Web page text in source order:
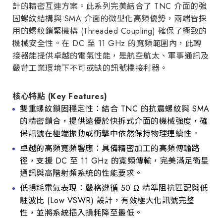
計的精密互連方案。此系列完美結合了 TNC 介面的強
固螺紋結構與 SMA 介面的微型化高頻優勢，兩端皆採
用的螺紋鎖緊機構 (Threaded Coupling) 確保了極致的
機械安全性。在 DC 至 11 GHz 的寬頻範圍內，此轉
接器能提供卓越的電氣性能，是航空航太、軍事通訊及
嚴苛工業環境下不可或缺的訊號橋接利器。
核心特點 (Key Features)
雙重螺紋鎖固穩定性：結合 TNC 的抗震螺紋與 SMA
的精密鎖合，提供遠優於快拆式介面的機械強度，確
保訊號在極端振動或衝擊中依然保持物理連續性。
卓越的高頻寬頻響應：具備精密加工的高頻傳輸路
徑，支援 DC 至 11 GHz 的寬頻傳輸，完美滿足衛星
通訊與高階射頻系統的性能要求。
低損耗電氣表現：嚴格遵循 50 Ω 精準阻抗匹配與低
駐波比 (Low VSWR) 設計，有效極大化訊號完整
性，並將系統插入損耗降至最低。